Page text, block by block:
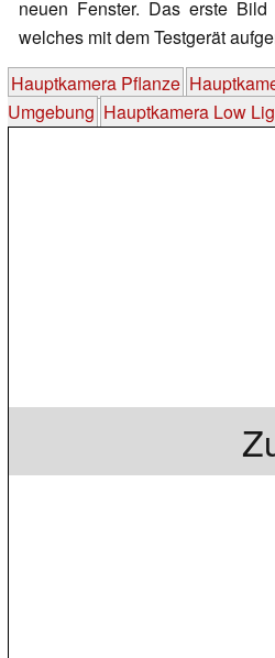
neuen Fenster. Das erste
welches mit dem Testgerät
Hauptkamera Pflanze
Umgebung Hauptkamera Low